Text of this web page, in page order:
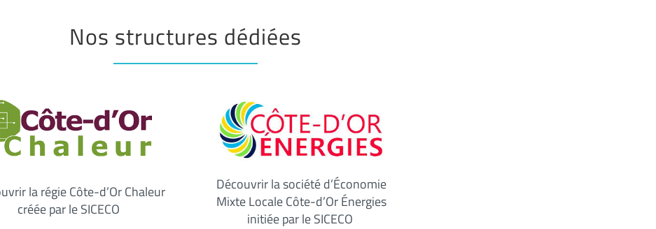
Nos structures dédiées
la régie Côte-d’Or Chaleur
créée par le SICECO
Découvrir la société d’Économie
Mixte Locale Côte-d’Or Énergies
initiée par le SICECO